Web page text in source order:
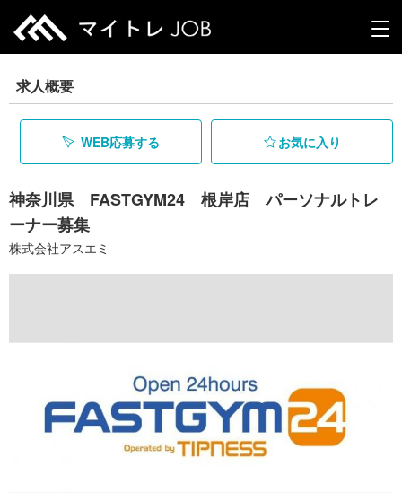
求人概要
WEB応募する お気に入り
神奈川県 FASTGYM24 根岸店 パーソナルトレ
ーナー募集
株式会社アスエミ